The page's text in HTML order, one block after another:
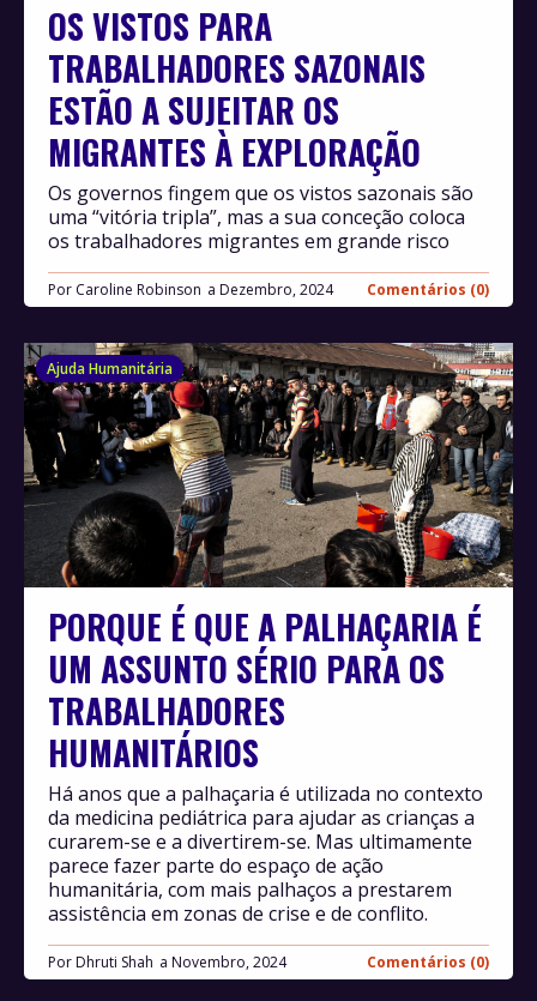
OS VISTOS PARA
TRABALHADORES SAZONAIS
ESTÃO A SUJEITAR OS
MIGRANTES À EXPLORAÇÃO
Por Caroline Robinson Dezembro, 2024 Comentários (0)
Os governos fingem que os vistos sazonais são
uma “vitória tripla”, mas a sua conceção coloca
os trabalhadores migrantes em grande risco
Ajuda Humanitária
PORQUE É QUE A PALHAÇARIA É
UM ASSUNTO SÉRIO PARA OS
TRABALHADORES
HUMANITÁRIOS
Por Dhruti Shah Novembro, 2024 Comentários (0)
Há anos que a palhaçaria é utilizada no contexto
da medicina pediátrica para ajudar as crianças a
curarem-se e a divertirem-se. Mas ultimamente
parece fazer parte do espaço de ação
humanitária, com mais palhaços a prestarem
assistência em zonas de crise e de conflito.